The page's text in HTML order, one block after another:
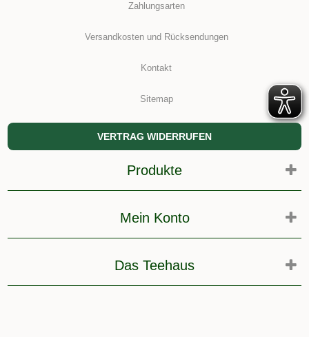
Zahlungsarten
Versandkosten und Rücksendungen
Kontakt
Sitemap
VERTRAG WIDERRUFEN
Produkte
Mein Konto
Das Teehaus